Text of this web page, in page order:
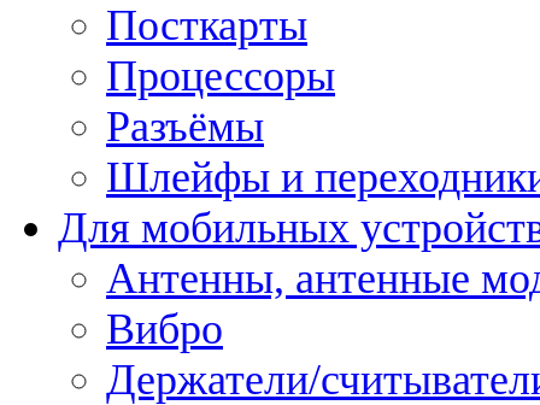
Посткарты
Процессоры
Разъёмы
Шлейфы и
Для мобильных
Антенны, антенные
Вибро
Держатели/